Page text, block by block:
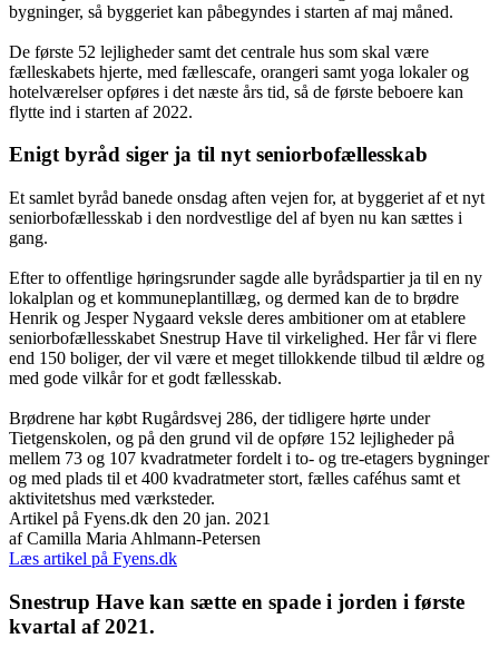
bygninger, så byggeriet kan påbegyndes i starten af maj måned.
De første 52 lejligheder samt det centrale hus som skal være
fælleskabets hjerte, med fællescafe, orangeri samt yoga lokaler og
hotelværelser opføres i det næste års tid, så de første beboere kan
flytte ind i starten af 2022.
Enigt byråd siger ja til nyt seniorbofællesskab
Et samlet byråd banede onsdag aften vejen for, at byggeriet af et nyt
seniorbofællesskab i den nordvestlige del af byen nu kan sættes i
gang.
Efter to offentlige høringsrunder sagde alle byrådspartier ja til en ny
lokalplan og et kommuneplantillæg, og dermed kan de to brødre
Henrik og Jesper Nygaard veksle deres ambitioner om at etablere
seniorbofællesskabet Snestrup Have til virkelighed. Her får vi flere
end 150 boliger, der vil være et meget tillokkende tilbud til ældre og
med gode vilkår for et godt fællesskab.
Brødrene har købt Rugårdsvej 286, der tidligere hørte under
Tietgenskolen, og på den grund vil de opføre 152 lejligheder på
mellem 73 og 107 kvadratmeter fordelt i to- og tre-etagers bygninger
og med plads til et 400 kvadratmeter stort, fælles caféhus samt et
aktivitetshus med værksteder.
Artikel på Fyens.dk den 20 jan. 2021
af Camilla Maria Ahlmann-Petersen
Læs artikel på Fyens.dk
Snestrup Have kan sætte en spade i jorden i første
kvartal af 2021.